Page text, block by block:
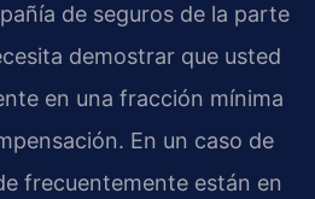
de seguros de la parte
demostrar que usted
en una fracción mínima
En un caso de
frecuentemente están en